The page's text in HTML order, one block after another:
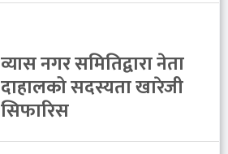
व्यास नगर समितिद्वारा नेता
दाहालको सदस्यता खारेजी
सिफारिस